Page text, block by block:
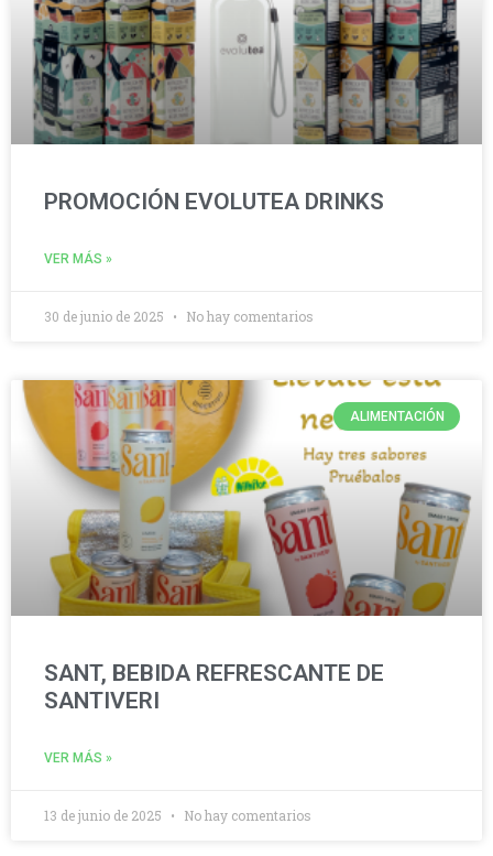
PROMOCIÓN EVOLUTEA DRINKS
VER MÁS »
30 de junio de 2025 No hay comentarios
ALIMENTACIÓN
SANT, BEBIDA REFRESCANTE DE
SANTIVERI
VER MÁS »
13 de junio de 2025 No hay comentarios